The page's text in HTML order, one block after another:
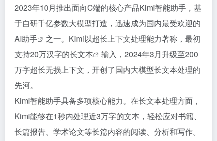
2023年10月推出面向C端的核心产品Kimi智能助手，基
于自研千亿参数大模型打造，迅速成为国内最受欢迎的
AI助手
之一。Kimi以超长上下文处理能力著称，最初
支持20万汉字的长文本
输入，2024年3月升级至200
万字超长无损上下文，开创了国内大模型长文本处理的
先河。
Kimi智能助手具备多项核心能力。在长文本处理方面，
Kimi能够在1秒内处理近3万字的文本，轻松应对书籍、
长篇报告、学术论文等长篇内容的阅读、分析和写作。